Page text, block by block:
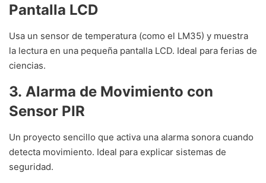
Pantalla LCD
Usa un sensor de temperatura (como el LM35) y muestra
la lectura en una pequeña pantalla LCD. Ideal para ferias de
ciencias.
3. Alarma de Movimiento con
Sensor PIR
Un proyecto sencillo que activa una alarma sonora cuando
detecta movimiento. Ideal para explicar sistemas de
seguridad.